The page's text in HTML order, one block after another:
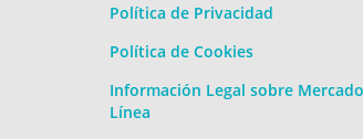
Política de Privacidad
Política de Cookies
Información Legal sobre
Línea